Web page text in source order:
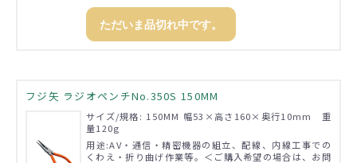
ただいま品切れ中です。
フジ矢 ラジオペンチNo.350S 150MM
サイズ/規格: 150MM 幅53×高さ160×奥行10mm 重
量120g
用途:AV・通信・精密機器の組立、配線、内線工事での
くわえ・折り曲げ作業等。＜ご購入希望の場合は、お問